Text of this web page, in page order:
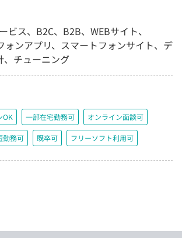
ビス、B2C、B2B、WEBサイト、
ォンアプリ、スマートフォンサイト、デ
、チューニング
OK 一部在宅勤務可 オンライン面談可
勤務可 既卒可 フリーソフト利用可